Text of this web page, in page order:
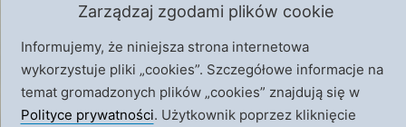
Wybierz deklarowaną kwotę wsparcia
30 zł 40 zł 50 zł
100 zł
zł
Zarządzaj zgodami plików cookie
Informujemy, że niniejsza strona internetowa
wykorzystuje pliki „cookies”. Szczegółowe informacje na
temat gromadzonych plików „cookies” znajdują się w
Polityce prywatności. Użytkownik poprzez kliknięcie